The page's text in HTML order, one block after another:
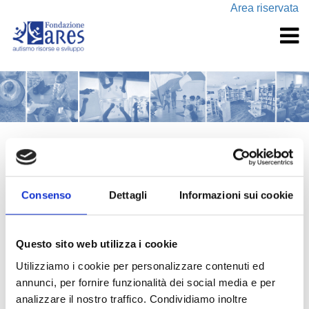
Consenso Dettagli Informazioni sui cookie
Questo sito web utilizza i cookie
Utilizziamo i cookie per personalizzare contenuti ed
annunci, per fornire funzionalità dei social media e per
analizzare il nostro traffico. Condividiamo inoltre
Area riservata
FORMAZIONE
Data la continua evoluzione delle conoscenze nell’ambito dei
DSA, è fondamentale che le persone coinvolte
dell’adulto con Autismo possano attingere a formazioni
continue specifiche e specialistiche.